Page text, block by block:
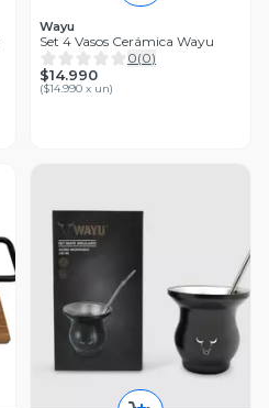
Wayu
Set 4 Vasos Cerámica Wayu
0(0)
$14.990
($14.990 x un)